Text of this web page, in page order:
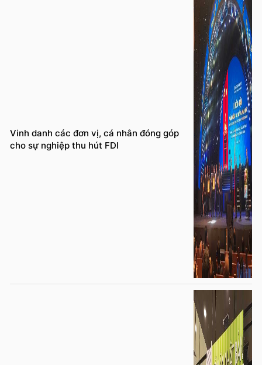
Vinh danh các đơn vị, cá nhân đóng góp
cho sự nghiệp thu hút FDI